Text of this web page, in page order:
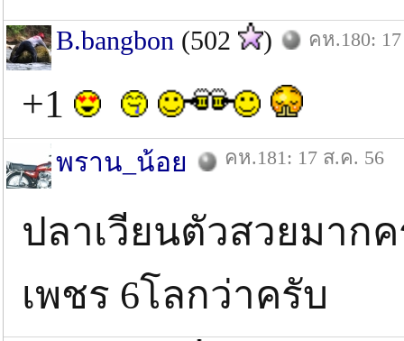
B.bangbon (502 ) คห.180:
+1
พราน_น้อย คห.181: 17 ส.ค. 56
ปลาเวียนตัวสวยมาก
เพชร 6โลกว่าครับ